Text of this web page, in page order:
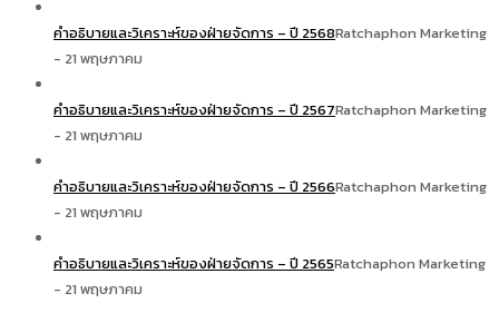
คำอธิบายและวิเคราะห์ของฝ่ายจัดการ – ปี 2568Ratchaphon Marketing
- 21 พฤษภาคม
คำอธิบายและวิเคราะห์ของฝ่ายจัดการ – ปี 2567Ratchaphon Marketing
- 21 พฤษภาคม
คำอธิบายและวิเคราะห์ของฝ่ายจัดการ – ปี 2566Ratchaphon Marketing
- 21 พฤษภาคม
คำอธิบายและวิเคราะห์ของฝ่ายจัดการ – ปี 2565Ratchaphon Marketing
- 21 พฤษภาคม